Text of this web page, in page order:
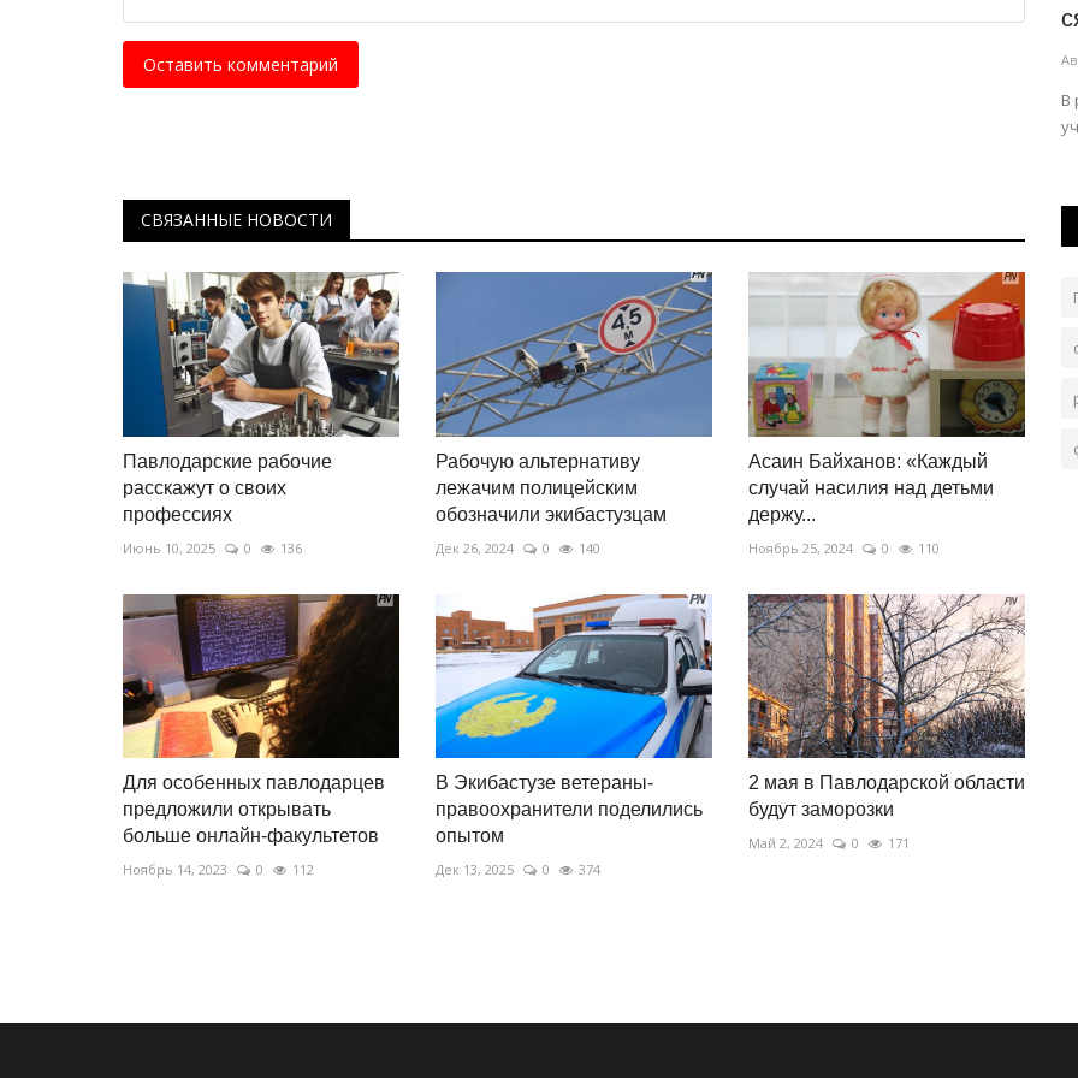
Оставить комментарий
СВЯЗАННЫЕ НОВОСТИ
Павлодарские рабочие
расскажут о своих
профессиях
Июнь 10, 2025 0 136
Рабочую альтернативу
лежачим полицейским
обозначили экибастузцам
Дек 26, 2024 0 140
Асаин Байханов: «Каждый
случай насилия над детьми
держу...
Ноябрь 25, 2024 0 110
Для особенных павлодарцев
предложили открывать
больше онлайн-факультетов
Ноябрь 14, 2023 0 112
В Экибастузе ветераны-
правоохранители поделились
опытом
Дек 13, 2025 0 374
2 мая в Павлодарской области
будут заморозки
Май 2, 2024 0 171
раскрывают тайны Павлодарского...
Апрель 18, 2025 0
парковкой и был за это наказан
В